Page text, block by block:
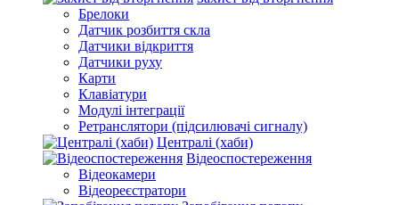
Брелоки
Датчик розбиття скла
Датчики відкриття
Датчики руху
Карти
Клавіатури
Модулі інтеграції
Ретранслятори (підсилювачі сигналу)
Централі (хаби)
Відеоспостереження
Відеокамери
Відеореєстратори